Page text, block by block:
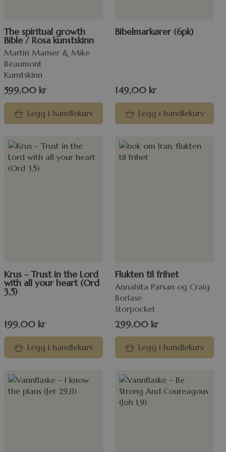
The spiritual growth
Bible / Rosa kunstskinn
Martin Manser & Mike
Beaumont
Kunstskinn
599,00 kr
Legg i handlekurv
Bibelmarkører (6pk)
149,00 kr
Legg i handlekurv
Krus – Trust in the Lord
with all your heart (Ord
3,5)
199,00 kr
Legg i handlekurv
Flukten til frihet
Annahita Parsan og Craig
Borlase
Storpocket
299,00 kr
Legg i handlekurv